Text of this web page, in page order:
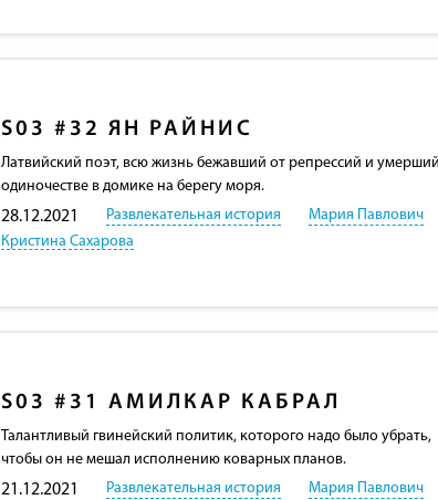
S03 #32 ЯН РАЙНИС
Латвийский поэт, всю жизнь бежавший от репрессий и
одиночестве в домике на берегу моря.
28.12.2021 Развлекательная история
Мария Павлович
Кристина Сахарова
S03 #31 АМИЛКАР КАБРАЛ
Талантливый гвинейский политик, которого надо было убрать,
чтобы он не мешал исполнению коварных планов.
21.12.2021 Развлекательная история
Мария Павлович